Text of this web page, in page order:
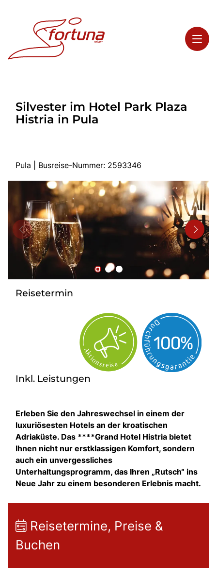
Highlights
Service
Busreisen
Bus mieten
Reisebüro
Newsletter
Kontakt
Silvester im Hotel Park Plaza
Histria in Pula
Pula | Busreise-Nummer: 2593346
Reisetermin
Inkl. Leistungen
Erleben Sie den Jahreswechsel in einem der
luxuriösesten Hotels an der kroatischen
Adriaküste. Das ****Grand Hotel Histria bietet
Ihnen nicht nur erstklassigen Komfort, sondern
auch ein unvergessliches
Unterhaltungsprogramm, das Ihren „Rutsch“ ins
Neue Jahr zu einem besonderen Erlebnis macht.
Reisetermine, Preise &
Buchen